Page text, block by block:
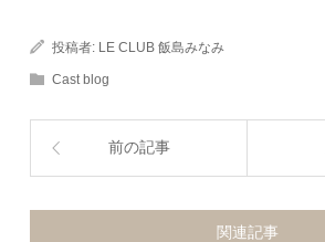
投稿者: LE CLUB 飯島みなみ
Cast blog
前の記事
関連記事